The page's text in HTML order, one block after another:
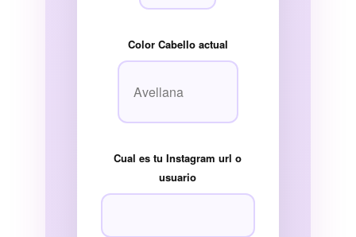
Color Cabello actual
Cual es tu Instagram url o
usuario